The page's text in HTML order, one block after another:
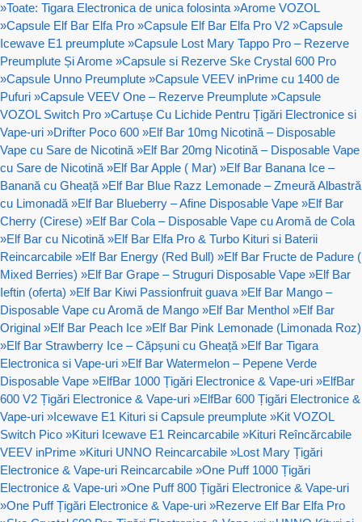
»Toate: Tigara Electronica de unica folosinta »Arome VOZOL
»Capsule Elf Bar Elfa Pro »Capsule Elf Bar Elfa Pro V2 »Capsule
Icewave E1 preumplute »Capsule Lost Mary Tappo Pro – Rezerve
Preumplute Și Arome »Capsule si Rezerve Ske Crystal 600 Pro
»Capsule Unno Preumplute »Capsule VEEV inPrime cu 1400 de
Pufuri »Capsule VEEV One – Rezerve Preumplute »Capsule
VOZOL Switch Pro »Cartușe Cu Lichide Pentru Țigări Electronice si
Vape-uri »Drifter Poco 600 »Elf Bar 10mg Nicotină – Disposable
Vape cu Sare de Nicotină »Elf Bar 20mg Nicotină – Disposable Vape
cu Sare de Nicotină »Elf Bar Apple ( Mar) »Elf Bar Banana Ice –
Banană cu Gheață »Elf Bar Blue Razz Lemonade – Zmeură Albastră
cu Limonadă »Elf Bar Blueberry – Afine Disposable Vape »Elf Bar
Cherry (Cirese) »Elf Bar Cola – Disposable Vape cu Aromă de Cola
»Elf Bar cu Nicotină »Elf Bar Elfa Pro & Turbo Kituri si Baterii
Reincarcabile »Elf Bar Energy (Red Bull) »Elf Bar Fructe de Padure (
Mixed Berries) »Elf Bar Grape – Struguri Disposable Vape »Elf Bar
Ieftin (oferta) »Elf Bar Kiwi Passionfruit guava »Elf Bar Mango –
Disposable Vape cu Aromă de Mango »Elf Bar Menthol »Elf Bar
Original »Elf Bar Peach Ice »Elf Bar Pink Lemonade (Limonada Roz)
»Elf Bar Strawberry Ice – Căpșuni cu Gheață »Elf Bar Tigara
Electronica si Vape-uri »Elf Bar Watermelon – Pepene Verde
Disposable Vape »ElfBar 1000 Țigări Electronice & Vape-uri »ElfBar
600 V2 Țigări Electronice & Vape-uri »ElfBar 600 Țigări Electronice &
Vape-uri » Icewave E1 Kituri si Capsule preumplute »Kit VOZOL
Switch Pico »Kituri Icewave E1 Reincarcabile »Kituri Reîncărcabile
VEEV inPrime »Kituri UNNO Reincarcabile »Lost Mary Țigări
Electronice & Vape-uri Reincarcabile »One Puff 1000 Țigări
Electronice & Vape-uri »One Puff 800 Țigări Electronice & Vape-uri
»One Puff Țigări Electronice & Vape-uri »Rezerve Elf Bar Elfa Pro